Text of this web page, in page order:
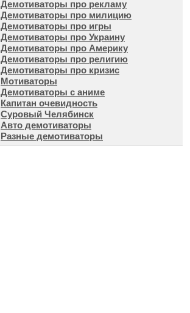
Демотиваторы про рекламу
Демотиваторы про милицию
Демотиваторы про игры
Демотиваторы про Украину
Демотиваторы про Америку
Демотиваторы про религию
Демотиваторы про кризис
Мотиваторы
Демотиваторы с аниме
Капитан очевидность
Суровый Челябинск
Авто демотиваторы
Разные демотиваторы